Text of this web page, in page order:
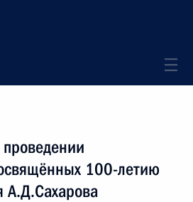
100-летию
А.Д.Сахарова